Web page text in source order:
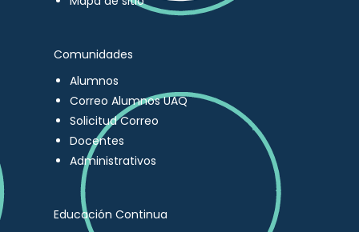
Comunidades
Alumnos
Correo Alumnos UAQ
Solicitud Correo
Docentes
Administrativos
Educación Continua